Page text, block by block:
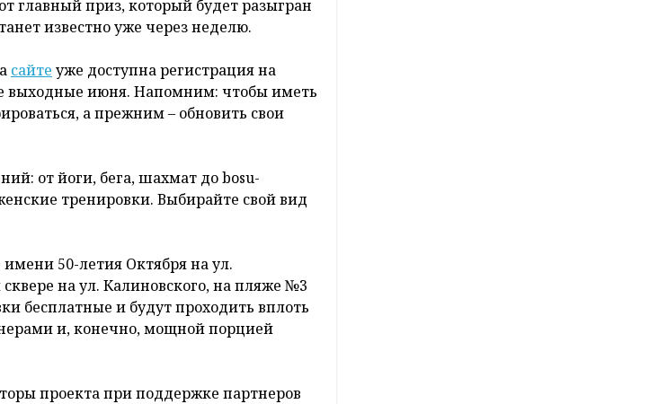
главный приз, который будет разыгран
известно уже через неделю.
сайте уже доступна регистрация на
выходные июня. Напомним: чтобы иметь
а прежним – обновить свои
от йоги, бега, шахмат до bosu-
тренировки. Выбирайте свой вид
50-летия Октября на ул.
на ул. Калиновского, на пляже №3
бесплатные и будут проходить вплоть
и, конечно, мощной порцией
проекта при поддержке партнеров